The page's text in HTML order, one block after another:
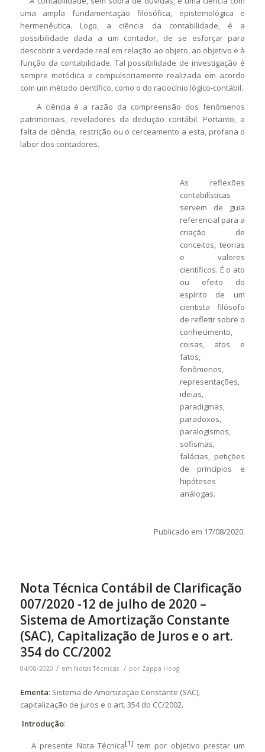
uma ampla fundamentação filosófica, epistemológica e
hermenêutica. Logo, a ciência da contabilidade, é a
possibilidade dada a um contador, de se esforçar para
descobrir a verdade real em relação ao objeto, ao objetivo e à
função da contabilidade. Tal possibilidade de investigação é
sempre metódica e compulsoriamente realizada em acordo
com um método científico, como o do raciocínio lógico-contábil.
A ciência é a razão da compreensão dos fenômenos
patrimoniais, reveladores da dedução contábil. Portanto, a
falta de ciência, restrição ou o cerceamento a esta, profana o
labor dos contadores.
As reflexões
contabilísticas
servem de guia
referencial para a
criação de
conceitos, teorias
e valores
científicos. É o ato
ou efeito do
espírito de um
cientista filósofo
de refletir sobre o
conhecimento,
coisas, atos e
fatos,
fenômenos,
representações,
ideias,
paradigmas,
paradoxos,
paralogismos,
sofismas,
falácias, petições
de princípios e
hipóteses
análogas.
Publicado em 17/08/2020.
Nota Técnica Contábil de Clarificação
007/2020 -12 de julho de 2020 –
Sistema de Amortização Constante
(SAC), Capitalização de Juros e o art.
354 do CC/2002
04/08/2020 / em Notas Técnicas / por Zappa Hoog
Ementa:Sistema de Amortização Constante (SAC),
capitalização de juros e o art. 354 do CC/2002.
Introdução:
A presente Nota Técnica[1] tem por objetivo prestar um